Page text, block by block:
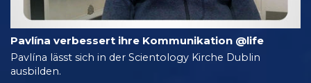
Pavlína verbessert ihre Kommunikation @life
Pavlína lässt sich in der Scientology Kirche Dublin
ausbilden.